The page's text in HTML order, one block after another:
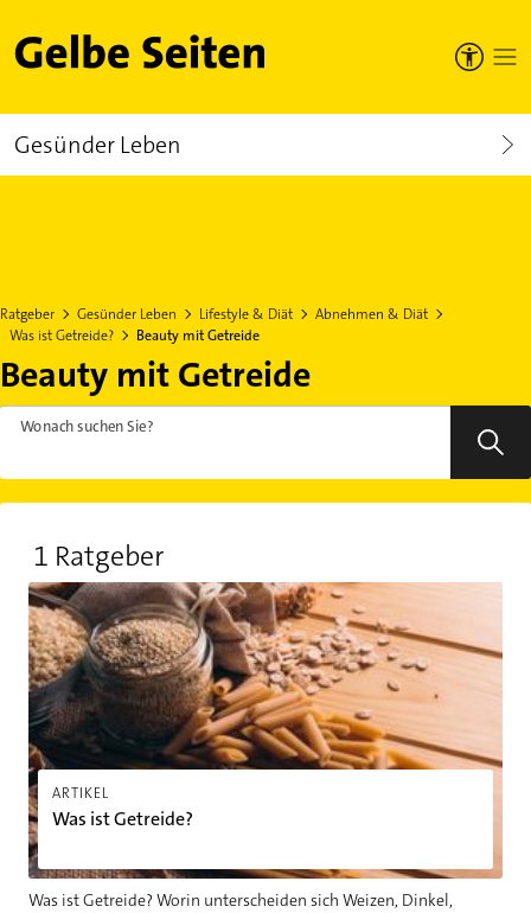
Gelbe Seiten
Gesünder Leben
Ratgeber Gesünder Leben Lifestyle & Diät
Abnehmen & Diät
Was ist Getreide?
Beauty mit Getreide
Beauty mit Getreide
Wonach suchen Sie?
1 Ratgeber
ARTIKEL
Was ist Getreide?
Was ist Getreide? Worin unterscheiden sich Weizen, Dinkel,
Was ist Getreide?